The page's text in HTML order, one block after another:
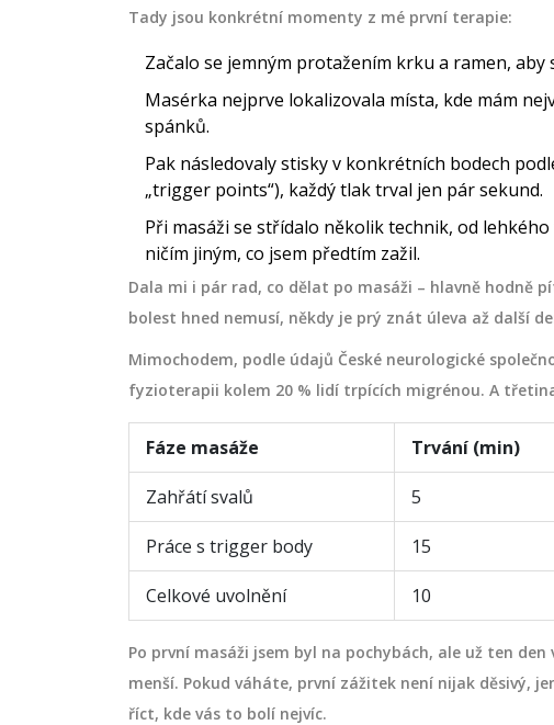
Tady jsou konkrétní momenty z mé první terapie:
Začalo se jemným protažením krku a ramen, aby
Masérka nejprve lokalizovala místa, kde mám
spánků.
Pak následovaly stisky v konkrétních bodech
„trigger points“), každý tlak trval jen pár sekund.
Při masáži se střídalo několik technik, od
ničím jiným, co jsem předtím zažil.
Dala mi i pár rad, co dělat po masáži – hlavně hodně
bolest hned nemusí, někdy je prý znát úleva až další
Mimochodem, podle údajů České neurologické
fyzioterapii kolem 20 % lidí trpících migrénou. A
Fáze masáže Trvání (min)
Zahřátí svalů 5
Práce s trigger body 15
Celkové uvolnění 10
Po první masáži jsem byl na pochybách, ale už ten
menší. Pokud váháte, první zážitek není nijak děsivý,
říct, kde vás to bolí nejvíc.
posiluje citový
dítětem. Správná
Masáž shiatsu: účinky, průběh,
kontraindikace a tipy (2025)
Co je masáž shiatsu, jak probíhá, co od
ní čekat, pro koho je a kdy ji raději
odložit. Praktické tipy, automasáž a
kontrolní seznamy. Česky, srozumitelně.
září 12 2025